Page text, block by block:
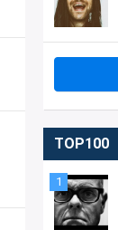
TOP100
1